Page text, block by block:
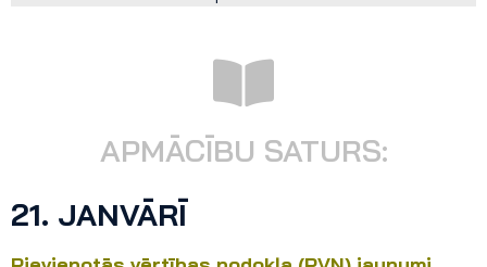
APMĀCĪBU SATURS:
21. JANVĀRĪ